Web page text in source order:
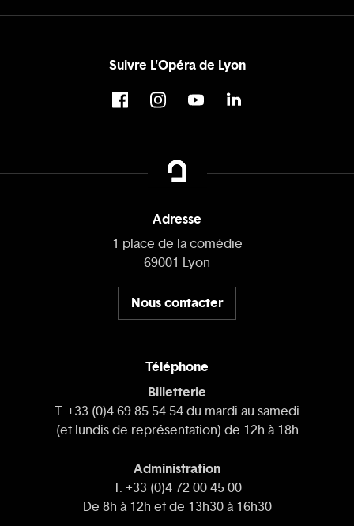
Suivre L'Opéra de Lyon
Adresse
1 place de la comédie
69001 Lyon
Nous contacter
Téléphone
Billetterie
T. +33 (0)4 69 85 54 54 du mardi au samedi
(et lundis de représentation) de 12h à 18h
Administration
T. +33 (0)4 72 00 45 00
De 8h à 12h et de 13h30 à 16h30